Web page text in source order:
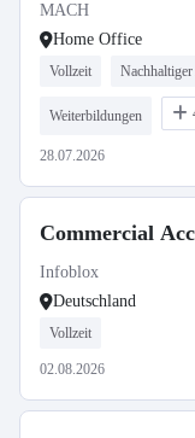
MACH
Home Office
Vollzeit
Weiterbildungen
28.07.2026
Commercial
Infoblox
Deutschland
Vollzeit
02.08.2026